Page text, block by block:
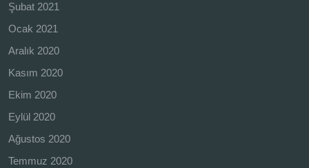
Şubat 2021
Ocak 2021
Aralık 2020
Kasım 2020
Ekim 2020
Eylül 2020
Ağustos 2020
Temmuz 2020